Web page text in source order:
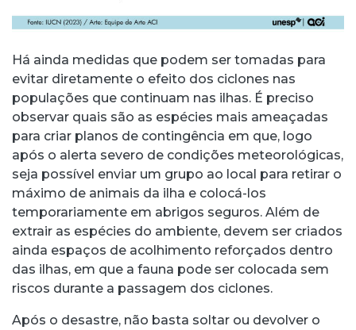
Há ainda medidas que podem ser tomadas para
evitar diretamente o efeito dos ciclones nas
populações que continuam nas ilhas. É preciso
observar quais são as espécies mais ameaçadas
para criar planos de contingência em que, logo
após o alerta severo de condições meteorológicas,
seja possível enviar um grupo ao local para retirar o
máximo de animais da ilha e colocá-los
temporariamente em abrigos seguros. Além de
extrair as espécies do ambiente, devem ser criados
ainda espaços de acolhimento reforçados dentro
das ilhas, em que a fauna pode ser colocada sem
riscos durante a passagem dos ciclones.
Após o desastre, não basta soltar ou devolver o